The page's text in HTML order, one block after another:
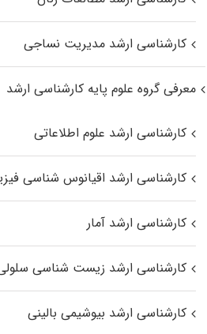
کارشناسی ارشد مدیریت نساجی
معرفی گروه علوم پایه کارشناسی ارشد
کارشناسی ارشد علوم اطلاعاتی
کارشناسی ارشد اقیانوس‌ شناسی
کارشناسی ارشد آمار
کارشناسی ارشد زیست شناسی
کارشناسی ارشد بیوشیمی بالینی